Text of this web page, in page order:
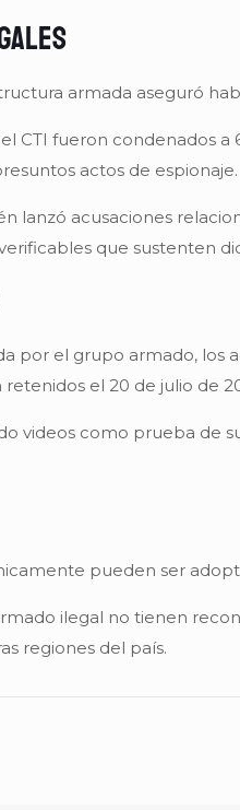
armada aseguró
CTI fueron condenados
actos de espionaje.
lanzó acusaciones
que sustenten
por el grupo armado, los
el 20 de julio de
videos como prueba de
pueden ser
ilegal no tienen
regiones del país.